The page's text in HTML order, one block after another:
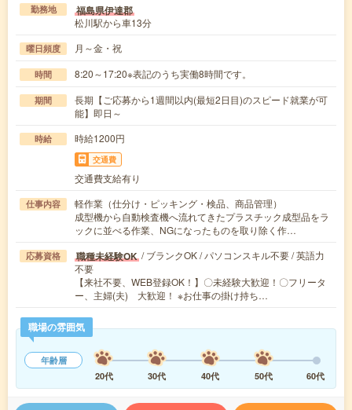
勤務地 福島県伊達郡
松川駅から車13分
曜日頻度 月～金・祝
時間 8:20～17:20※表記のうち実働8時間です。
期間
長期【ご応募から1週間以内(最短2日目)のスピード就業が可
能】即日～
時給 時給1200円
交通費
交通費支給有り
仕事内容
軽作業（仕分け・ピッキング・検品、商品管理）
成型機から自動検査機へ流れてきたプラスチック成型品をラ
ックに並べる作業、NGになったものを取り除く作…
応募資格 職種未経験OK / ブランクOK / パソコンスキル不要 / 英語力
不要
【来社不要、WEB登録OK！】〇未経験大歓迎！〇フリータ
ー、主婦(夫) 大歓迎！ ※お仕事の掛け持ち…
職場の雰囲気
年齢層
20代
30代 40代 50代 60代